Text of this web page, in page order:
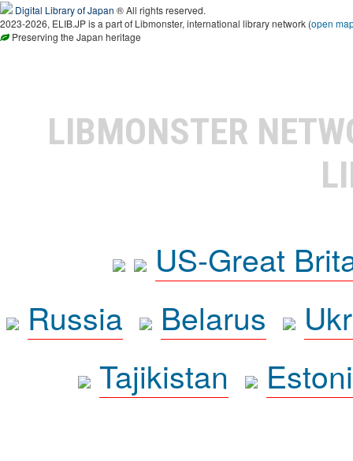
Digital Library of Japan ® All rights reserved.
2023-2026, ELIB.JP is a part of Libmonster, international library network (open
Preserving the Japan heritage
LIBMONSTER
US-Great
Russia
Belarus
Tajikistan